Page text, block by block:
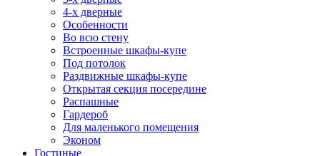
4-х дверные
Особенности
Во всю стену
Встроенные шкафы-купе
Под потолок
Раздвижные шкафы-купе
Открытая секция посередине
Распашные
Гардероб
Для маленького помещения
Эконом
Гостиные